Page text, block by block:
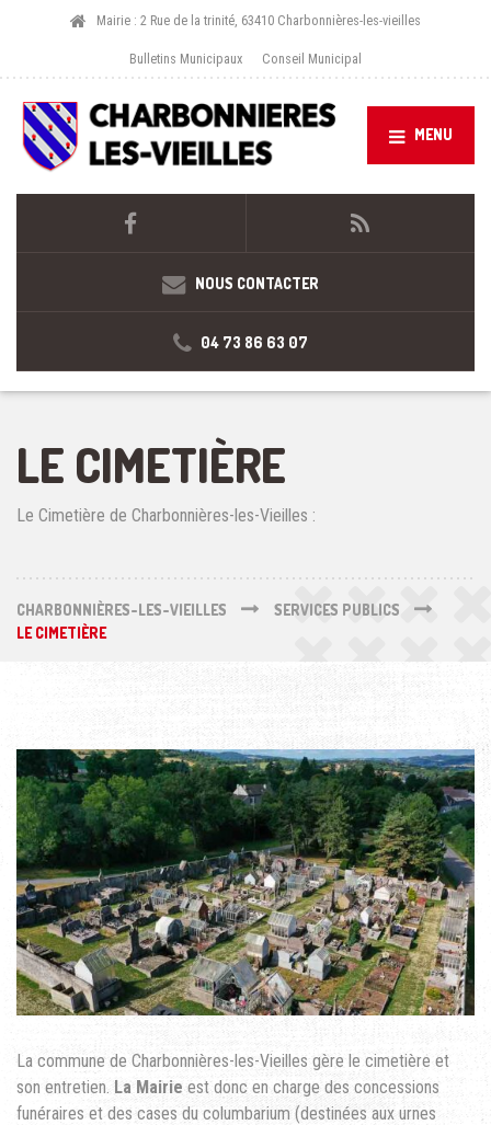
Mairie : 2 Rue de la trinité, 63410 Charbonnières-les-vieilles
Bulletins Municipaux Conseil Municipal
MENU
NOUS CONTACTER
04 73 86 63 07
LE CIMETIÈRE
Le Cimetière de Charbonnières-les-Vieilles :
CHARBONNIÈRES-LES-VIEILLES
SERVICES PUBLICS
LE CIMETIÈRE
La commune de Charbonnières-les-Vieilles gère le cimetière et
son entretien. La Mairie est donc en charge des concessions
funéraires et des cases du columbarium (destinées aux urnes